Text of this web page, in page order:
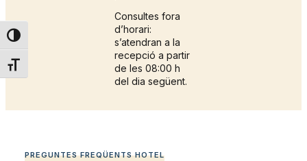
TOGGLE HIGH CONTRAST
TOGGLE FONT SIZE
Consultes fora
d’horari:
s’atendran a la
recepció a partir
de les 08:00 h
del dia següent.
PREGUNTES FREQÜENTS HOTEL